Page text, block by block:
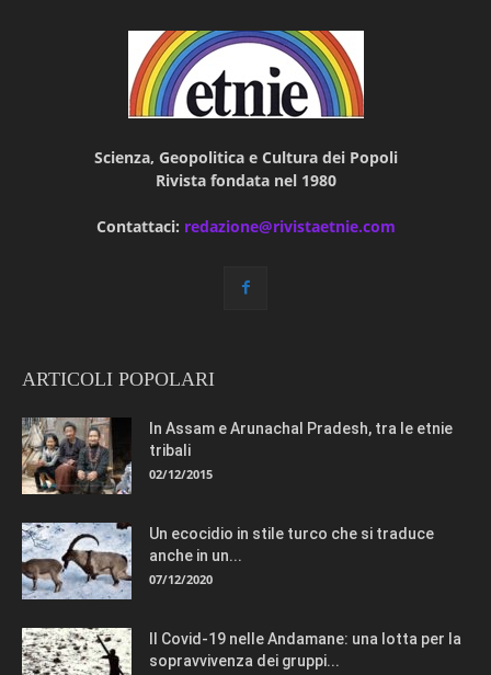
Scienza, Geopolitica e Cultura dei Popoli
Rivista fondata nel 1980
Contattaci: redazione@rivistaetnie.com
ARTICOLI POPOLARI
In Assam e Arunachal Pradesh, tra le etnie
tribali
02/12/2015
Un ecocidio in stile turco che si traduce
anche in un...
07/12/2020
Il Covid-19 nelle Andamane: una lotta per la
sopravvivenza dei gruppi...